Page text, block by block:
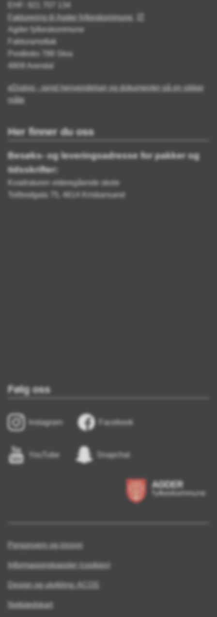
EHF: 921 707 134
Fakturering til Agder fylkeskommune
Agder fylkeskommune
Fakturamottak
Postboks 788 Stoa
4809 Arendal
eDialog - send henvendelser og dokumenter på en sikker
måte
Her finner du oss
Besøks- og leveringsadresse for pakker og
tidsskrifter:
Kvadraturen videregående skole
Tollbodgata 75, 4614 Kristiansand
Følg oss
Instagram Facebook
YouTube Snapchat
Personvern og innsyn
Informasjonskapsler (cookies)
Design og utvikling: ACOS
Nettstedskart